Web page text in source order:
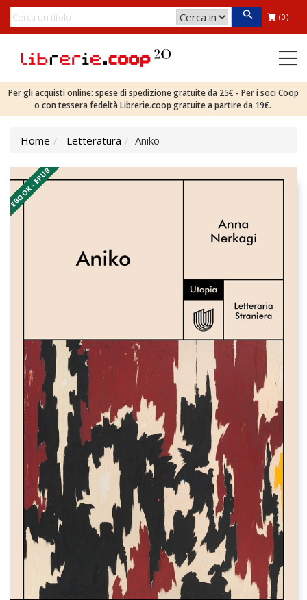
(0)
Per gli acquisti online: spese di spedizione gratuite da 25€ - Per i soci Coop
o con tessera fedeltà Librerie.coop gratuite a partire da 19€.
Home Letteratura Aniko
EBOOK - EPUB